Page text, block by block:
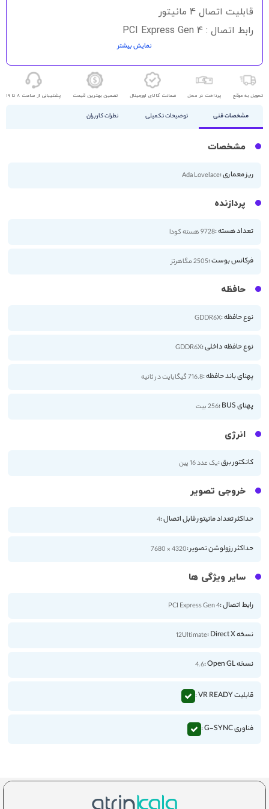
قابلیت اتصال 4 مانیتور
رابط اتصال : PCI Express Gen 4
نمایش بیشتر
تحویل به موقع پرداخت در محل ضمانت کالای اورجینال تضمین بهترین قیمت پشتیبانی از ساعت 8 تا 19
مشخصات فنی توضیحات تکمیلی نظرات کاربران
مشخصات
ریز معماری :Ada Lovelace
پردازنده
تعداد هسته :9728 هسته کودا
فرکانس بوست :2505 مگاهرتز
حافظه
نوع حافظه :GDDR6X
نوع حافظه داخلی :GDDR6X
پهنای باند حافظه :716.8 گیگابایت در ثانیه
پهنای BUS : 256 بیت
انرژی
کانکتور برق :یک عدد 16 پین
خروجی تصویر
حداکثر تعداد مانیتور قابل اتصال :4
حداکثر رزولوشن تصویر :4320 × 7680
سایر ویژگی ها
رابط اتصال :PCI Express Gen 4
نسخه Direct X : 12Ultimate
نسخه Open GL : 4.6
قابلیت VR READY :
فناوری G-SYNC :